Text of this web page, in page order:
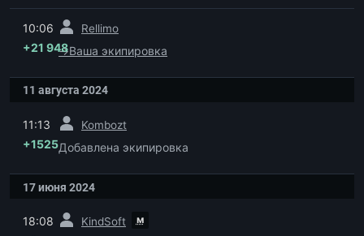
10:06 Rellimo
+21 948
→Ваша экипировка
11 августа 2024
11:13 Kombozt
+1525Добавлена экипировка
17 июня 2024
18:08 KindSoft м